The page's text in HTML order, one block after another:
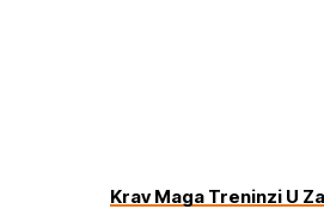
Krav Maga Treninzi U